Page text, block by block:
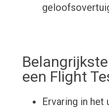
een Flight
Ervaring in het